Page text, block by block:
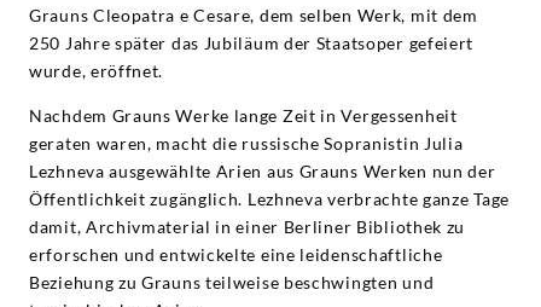
Grauns Cleopatra e Cesare, dem selben Werk, mit dem
250 Jahre später das Jubiläum der Staatsoper gefeiert
wurde, eröffnet.
Nachdem Grauns Werke lange Zeit in Vergessenheit
geraten waren, macht die russische Sopranistin Julia
Lezhneva ausgewählte Arien aus Grauns Werken nun der
Öffentlichkeit zugänglich. Lezhneva verbrachte ganze Tage
damit, Archivmaterial in einer Berliner Bibliothek zu
erforschen und entwickelte eine leidenschaftliche
Beziehung zu Grauns teilweise beschwingten und